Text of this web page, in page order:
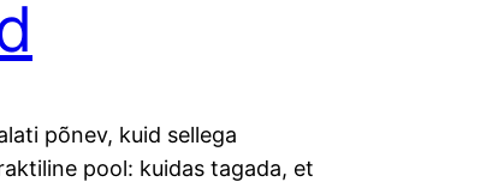
põnev, kuid sellega
pool: kuidas tagada, et